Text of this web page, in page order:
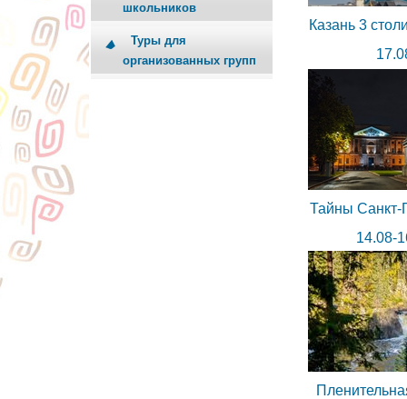
школьников
Туры для
организованных групп
Казань 3
Тайны Санкт-
14.08-